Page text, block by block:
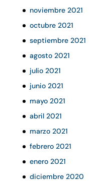
noviembre 2021
octubre 2021
septiembre 2021
agosto 2021
julio 2021
junio 2021
mayo 2021
abril 2021
marzo 2021
febrero 2021
enero 2021
diciembre 2020